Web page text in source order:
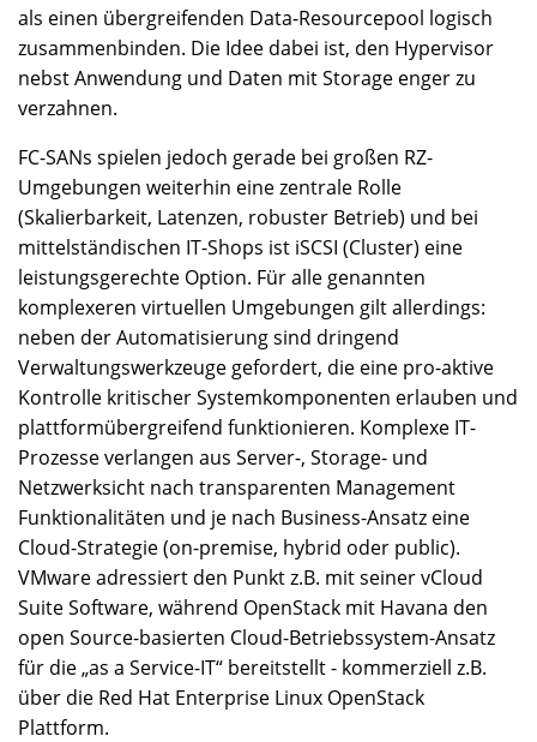
als einen übergreifenden Data-Resourcepool logisch
zusammenbinden. Die Idee dabei ist, den Hypervisor
nebst Anwendung und Daten mit Storage enger zu
verzahnen.
FC-SANs spielen jedoch gerade bei großen RZ-
Umgebungen weiterhin eine zentrale Rolle
(Skalierbarkeit, Latenzen, robuster Betrieb) und bei
mittelständischen IT-Shops ist iSCSI (Cluster) eine
leistungsgerechte Option. Für alle genannten
komplexeren virtuellen Umgebungen gilt allerdings:
neben der Automatisierung sind dringend
Verwaltungswerkzeuge gefordert, die eine pro-aktive
Kontrolle kritischer Systemkomponenten erlauben und
plattformübergreifend funktionieren. Komplexe IT-
Prozesse verlangen aus Server-, Storage- und
Netzwerksicht nach transparenten Management
Funktionalitäten und je nach Business-Ansatz eine
Cloud-Strategie (on-premise, hybrid oder public).
VMware adressiert den Punkt z.B. mit seiner vCloud
Suite Software, während OpenStack mit Havana den
open Source-basierten Cloud-Betriebssystem-Ansatz
für die „as a Service-IT“ bereitstellt - kommerziell z.B.
über die Red Hat Enterprise Linux OpenStack
Plattform.